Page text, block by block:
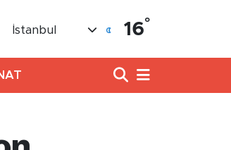
İstanbul 16°